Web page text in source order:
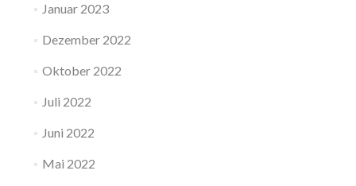
Januar 2023
Dezember 2022
Oktober 2022
Juli 2022
Juni 2022
Mai 2022